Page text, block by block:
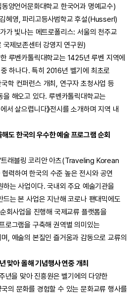
양언어문화대학교 한국어과 명예교수)
혜영, 파리고등사범학교 후설(Husserl)
가 빛나는 메트로폴리스: 서울의 천주교
국제보존센터 강영지 연구원)
루벤카톨릭대학교는 1425년 루벤 지역에
하나다. 특히 2016년 벨기에 최초로
학 컨퍼런스 개최, 연구자 초청사업 등
을 해오고 있다. 루벤카톨릭대학교는
서 살으렵니다》전시를 소개하며 지역 내
해도 한국의 우수한 예술 프로그램 순회
트래블링 코리안 아츠(Traveling Korean
력하여 한국의 수준 높은 전시와 공연
하는 사업이다. 국내외 주요 예술기관을
드는 본 사업은 지난해 코로나 팬대믹에도
회사업을 진행해 국제교류 플랫폼을
로그램을 구축해 권역별 의미있는
, 예술의 본질인 즐거움과 감동으로 교류의
맞아 올해 기념행사 연중 개최
년을 맞아 진흥원은 벨기에의 다양한
의 문화를 경험할 수 있는 문화교류 행사를